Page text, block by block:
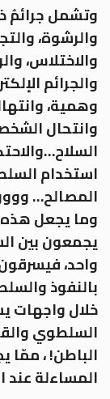
وتشمل جرائمُ
والرشوة،
والاختلاس،
والجرائم
وهمية،
وانتحال
استخدام
المصالح…
وما يجعل هذه
يجمعون بين
واحد،
بالنفوذ
خلال واجهات
السلطوي
الباطن! ، ممّا
المساءلة عند